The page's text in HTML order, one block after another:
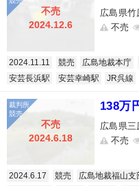
不売
2024.12.6
広島県
不売
2024.11.11 競売 広島地裁本庁
安芸長浜駅
安芸幸崎駅 JR呉線
不売
2024.6.18
138万
広島県三
不売
2024.6.17 競売 広島地裁福山支